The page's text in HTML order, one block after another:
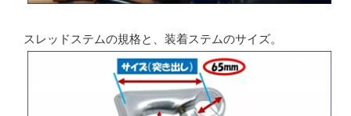
スレッドステムの規格と、装着ステムのサイズ。